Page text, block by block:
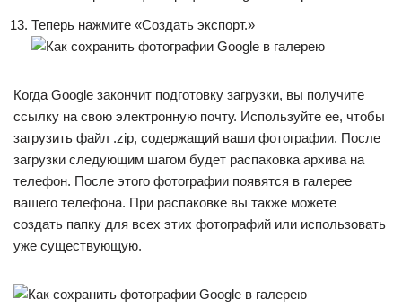
Теперь нажмите «Создать экспорт.»
Когда Google закончит подготовку загрузки, вы получите
ссылку на свою электронную почту. Используйте ее, чтобы
загрузить файл .zip, содержащий ваши фотографии. После
загрузки следующим шагом будет распаковка архива на
телефон. После этого фотографии появятся в галерее
вашего телефона. При распаковке вы также можете
создать папку для всех этих фотографий или использовать
уже существующую.